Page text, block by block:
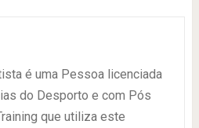
é uma Pessoa licenciada
do Desporto e com Pós
que utiliza este